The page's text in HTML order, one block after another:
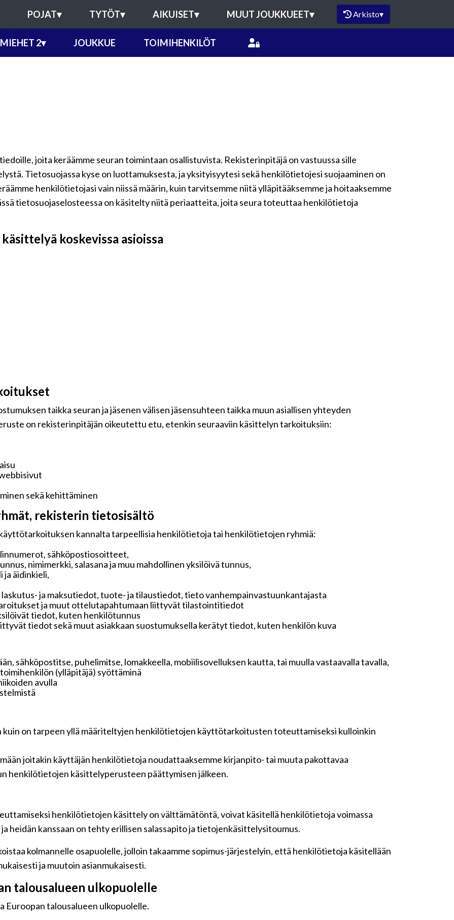
POJAT▾ TYTÖT▾ AIKUISET▾ MUUT JOUKKUEET▾ Arkisto▾
MIEHET 2▾ JOUKKUE TOIMIHENKILÖT
joita keräämme seuran toimintaan osallistuvista. Rekisterinpitäjä on vastuussa sille
Tietosuojassa kyse on luottamuksesta, ja yksityisyytesi sekä henkilötietojesi suojaaminen on
henkilötietojasi vain niissä määrin, kuin tarvitsemme niitä ylläpitääksemme ja hoitaaksemme
tietosuojaselosteessa on käsitelty niitä periaatteita, joita seura toteuttaa henkilötietoja
koskevissa asioissa
taikka seuran ja jäsenen välisen jäsensuhteen taikka muun asiallisen yhteyden
on rekisterinpitäjän oikeutettu etu, etenkin seuraaviin käsittelyn tarkoituksiin:
sekä kehittäminen
rekisterin tietosisältö
kannalta tarpeellisia henkilötietoja tai henkilötietojen ryhmiä:
sähköpostiosoitteet,
nimimerkki, salasana ja muu mahdollinen yksilöivä tunnus,
ja äidinkieli,
ja maksutiedot, tuote- ja tilaustiedot, tieto vanhempainvastuunkantajasta
ja muut ottelutapahtumaan liittyvät tilastointitiedot
tiedot, kuten henkilötunnus
tiedot sekä muut asiakkaan suostumuksella kerätyt tiedot, kuten henkilön kuva
sähköpostitse, puhelimitse, lomakkeella, mobiilisovelluksen kautta, tai muulla vastaavalla tavalla,
(ylläpitäjä) syöttäminä
avulla
kuin on tarpeen yllä määriteltyjen henkilötietojen käyttötarkoitusten toteuttamiseksi kulloinkin
joitakin käyttäjän henkilötietoja noudattaaksemme kirjanpito- tai muuta pakottavaa
henkilötietojen käsittelyperusteen päättymisen jälkeen.
henkilötietojen käsittely on välttämätöntä, voivat käsitellä henkilötietoja voimassa
heidän kanssaan on tehty erillisen salassapito ja tietojenkäsittelysitoumus.
kolmannelle osapuolelle, jolloin takaamme sopimus-järjestelyin, että henkilötietoja käsitellään
ja muutoin asianmukaisesti.
talousalueen ulkopuolelle
Euroopan talousalueen ulkopuolelle.